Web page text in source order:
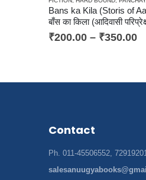
बाँस का किला (आदिवासी
₹200.00 – ₹350.00
Contact
Ph. 011-45506552,